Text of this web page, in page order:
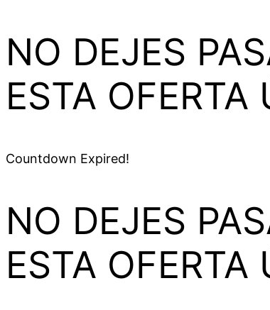
NO DEJES
ESTA OFERTA
Countdown Expired!
NO DEJES
ESTA OFERTA